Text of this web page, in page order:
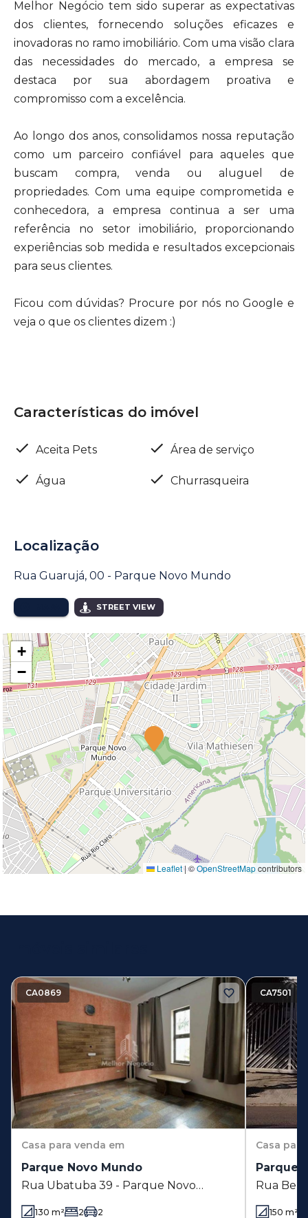
Melhor Negócio tem sido superar as expectativas
dos clientes, fornecendo soluções eficazes e
inovadoras no ramo imobiliário. Com uma visão clara
das necessidades do mercado, a empresa se
destaca por sua abordagem proativa e
compromisso com a excelência.
Ao longo dos anos, consolidamos nossa reputação
como um parceiro confiável para aqueles que
buscam compra, venda ou aluguel de
propriedades. Com uma equipe comprometida e
conhecedora, a empresa continua a ser uma
referência no setor imobiliário, proporcionando
experiências sob medida e resultados excepcionais
para seus clientes.
Ficou com dúvidas? Procure por nós no Google e
veja o que os clientes dizem :)
Características do imóvel
Aceita Pets Área de serviço
Água Churrasqueira
Localização
Rua Guarujá, 00 - Parque Novo Mundo
STREET VIEW
+
−
Leaflet|©OpenStreetMapcontributors
CA0869
Casa para venda em
Parque Novo Mundo
Rua Ubatuba 39 - Parque Novo
Mundo - Americana - SP
130 m² 2 2
CA7501
Casa
Parque
Rua
150 m²